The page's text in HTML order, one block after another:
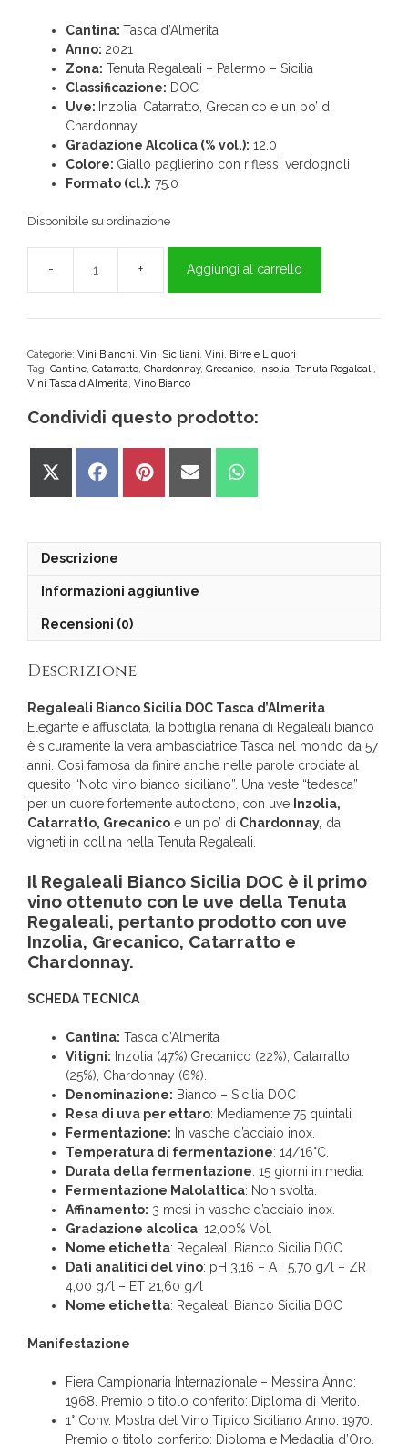
Cantina: Tasca d’Almerita
Anno: 2021
Zona: Tenuta Regaleali – Palermo – Sicilia
Classificazione: DOC
Uve: Inzolia, Catarratto, Grecanico e un po’ di
Chardonnay
Gradazione Alcolica (% vol.): 12.0
Colore: Giallo paglierino con riflessi verdognoli
Formato (cl.): 75.0
Disponibile su ordinazione
Regaleali
Bianco
Sicilia
Tasca
d'Almerita
Aggiungi al carrello
Categorie: Vini Bianchi, Vini Siciliani, Vini, Birre e Liquori
Tag: Cantine, Catarratto, Chardonnay, Grecanico, Insolia, Tenuta Regaleali,
Vini Tasca d'Almerita, Vino Bianco
Condividi questo prodotto:
Share
Share
Share
Share
Share
Descrizione
Informazioni aggiuntive
Recensioni (0)
Descrizione
Regaleali Bianco Sicilia DOC Tasca d’Almerita.
Elegante e affusolata, la bottiglia renana di Regaleali bianco
è sicuramente la vera ambasciatrice Tasca nel mondo da 57
anni. Così famosa da finire anche nelle parole crociate al
quesito “Noto vino bianco siciliano”. Una veste “tedesca”
per un cuore fortemente autoctono, con uve Inzolia,
Catarratto, Grecanico e un po’ di Chardonnay, da
vigneti in collina nella Tenuta Regaleali.
Il Regaleali Bianco Sicilia DOC è il primo
vino ottenuto con le uve della Tenuta
Regaleali, pertanto prodotto con uve
Inzolia, Grecanico, Catarratto e
Chardonnay.
SCHEDA TECNICA
Cantina: Tasca d’Almerita
Vitigni: Inzolia (47%),Grecanico (22%), Catarratto
(25%), Chardonnay (6%).
Denominazione: Bianco – Sicilia DOC
Resa di uva per ettaro: Mediamente 75 quintali
Fermentazione: In vasche d’acciaio inox.
Temperatura di fermentazione: 14/16°C.
Durata della fermentazione: 15 giorni in media.
Fermentazione Malolattica: Non svolta.
Affinamento: 3 mesi in vasche d’acciaio inox.
Gradazione alcolica: 12,00% Vol.
Nome etichetta: Regaleali Bianco Sicilia DOC
Dati analitici del vino: pH 3,16 – AT 5,70 g/l – ZR
4,00 g/l – ET 21,60 g/l
Nome etichetta: Regaleali Bianco Sicilia DOC
Manifestazione
Fiera Campionaria Internazionale – Messina Anno:
1968. Premio o titolo conferito: Diploma di Merito.
1° Conv. Mostra del Vino Tipico Siciliano Anno: 1970.
Premio o titolo conferito: Diploma e Medaglia d’Oro.